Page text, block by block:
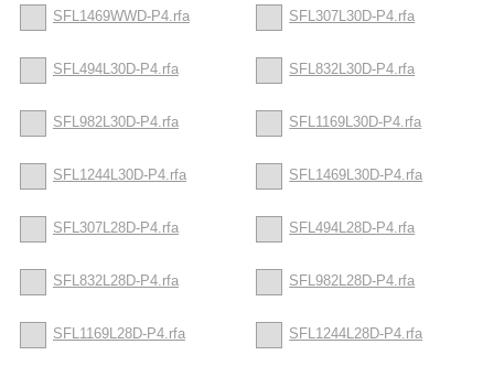
SFL1469WWD-P4.rfa SFL307L30D-P4.rfa
SFL494L30D-P4.rfa SFL832L30D-P4.rfa
SFL982L30D-P4.rfa SFL1169L30D-P4.rfa
SFL1244L30D-P4.rfa SFL1469L30D-P4.rfa
SFL307L28D-P4.rfa SFL494L28D-P4.rfa
SFL832L28D-P4.rfa SFL982L28D-P4.rfa
SFL1169L28D-P4.rfa SFL1244L28D-P4.rfa